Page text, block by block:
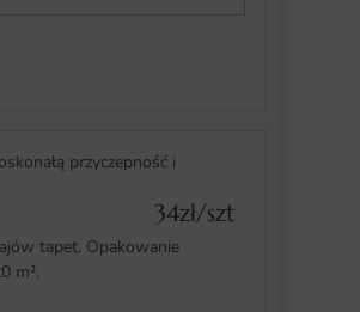
przyczepność i
34zł/szt
tapet. Opakowanie
m².